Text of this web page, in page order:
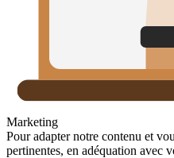
Marketing
Pour adapter notre contenu et
pertinentes, en adéquation avec